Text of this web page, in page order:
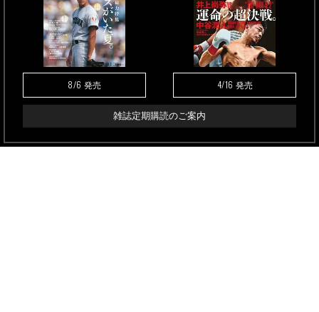
8/6 発売 4/16 発売
雑誌定期購読のご案内